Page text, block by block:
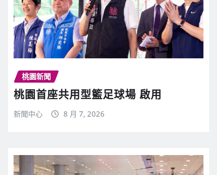
桃園新聞
桃園首座共用型籃足球場 啟用
新聞中心 8 月 7, 2026